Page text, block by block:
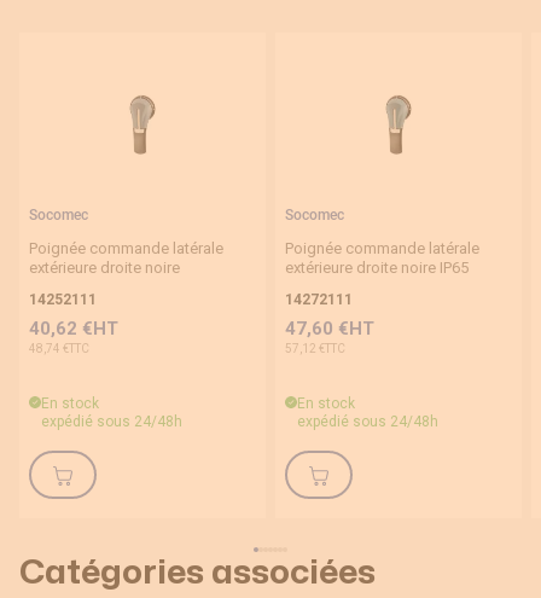
Socomec
Poignée commande latérale
extérieure droite noire
14252111
48,74 €
40,62 €
En stock
expédié sous 24/48h
Socomec
Poignée commande latérale
extérieure droite noire IP65
14272111
57,12 €
47,60 €
En stock
expédié sous 24/48h
Catégories associées